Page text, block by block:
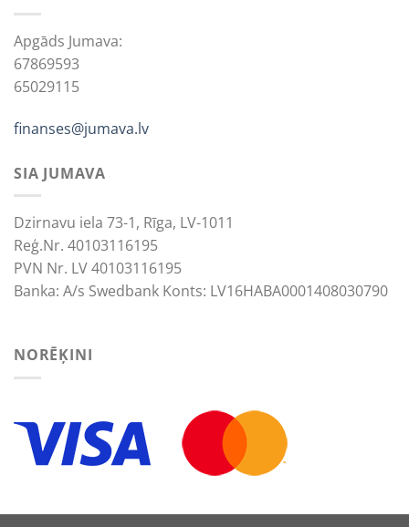
Apgāds Jumava:
67869593
65029115
finanses@jumava.lv
SIA JUMAVA
Dzirnavu iela 73-1, Rīga, LV-1011
Reģ.Nr. 40103116195
PVN Nr. LV 40103116195
Banka: A/s Swedbank Konts: LV16HABA0001408030790
NORĒĶINI